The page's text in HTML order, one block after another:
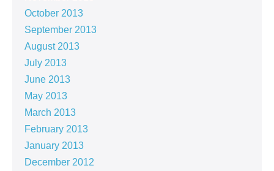
October 2013
September 2013
August 2013
July 2013
June 2013
May 2013
March 2013
February 2013
January 2013
December 2012